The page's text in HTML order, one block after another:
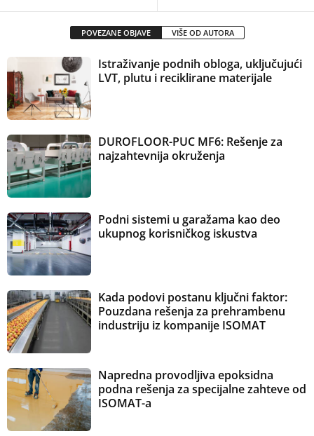
POVEZANE OBJAVE VIŠE OD AUTORA
Istraživanje podnih obloga, uključujući
LVT, plutu i reciklirane materijale
DUROFLOOR-PUC MF6: Rešenje za
najzahtevnija okruženja
Podni sistemi u garažama kao deo
ukupnog korisničkog iskustva
Kada podovi postanu ključni faktor:
Pouzdana rešenja za prehrambenu
industriju iz kompanije ISOMAT
Napredna provodljiva epoksidna
podna rešenja za specijalne zahteve od
ISOMAT-a